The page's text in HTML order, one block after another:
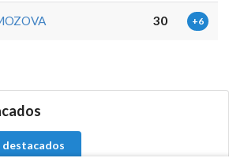
30 +6